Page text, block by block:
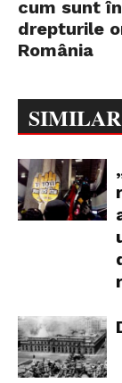
cum sunt
drepturile
România
SIMILAR